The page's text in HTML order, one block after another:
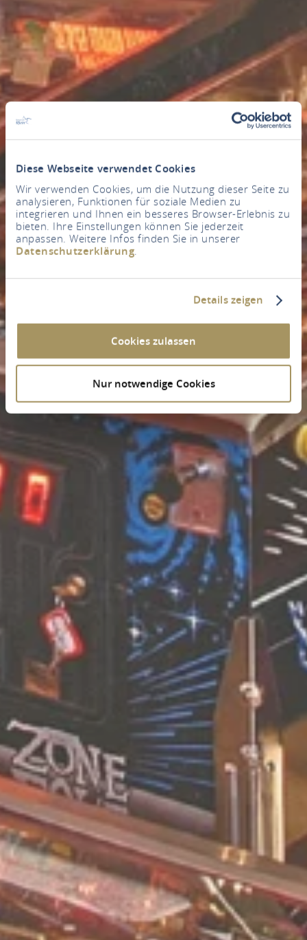
Diese Webseite verwendet Cookies
Wir verwenden Cookies, um die Nutzung dieser Seite zu
analysieren, Funktionen für soziale Medien zu
integrieren und Ihnen ein besseres Browser-Erlebnis zu
bieten. Ihre Einstellungen können Sie jederzeit
anpassen. Weitere Infos finden Sie in unserer
Datenschutzerklärung.
Details zeigen
Cookies zulassen
Nur notwendige Cookies